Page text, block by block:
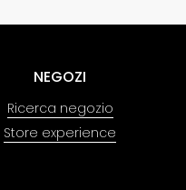
NEGOZI
Ricerca negozio
Store experience